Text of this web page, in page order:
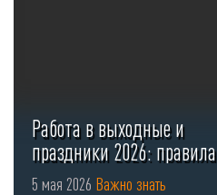
Работа в выходные и
праздники 2026: правила
оформления ...
5 мая 2026 Важно знать